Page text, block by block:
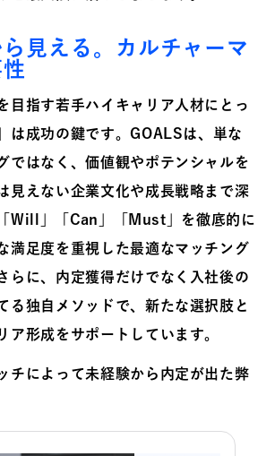
見える。カルチャーマ
目指す若手ハイキャリア人材にとっ
は成功の鍵です。GOALSは、単な
ではなく、価値観やポテンシャルを
見えない企業文化や成長戦略まで深
Will」「Can」「Must」を徹底的に
満足度を重視した最適なマッチング
らに、内定獲得だけでなく入社後の
る独自メソッドで、新たな選択肢と
ア形成をサポートしています。
チによって未経験から内定が出た弊